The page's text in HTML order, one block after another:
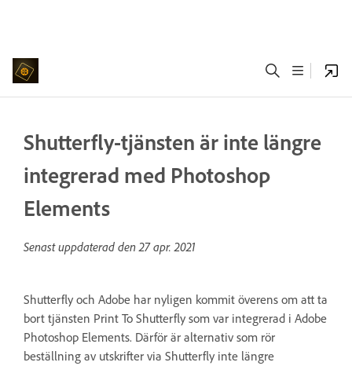
Shutterfly-tjänsten är inte längre
integrerad med Photoshop
Elements
Senast uppdaterad den27 apr. 2021
Shutterfly och Adobe har nyligen kommit överens om att ta
bort tjänsten Print To Shutterfly som var integrerad i Adobe
Photoshop Elements. Därför är alternativ som rör
beställning av utskrifter via Shutterfly inte längre